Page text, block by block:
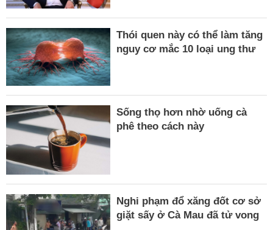
Thói quen này có thể làm tăng
nguy cơ mắc 10 loại ung thư
Sống thọ hơn nhờ uống cà
phê theo cách này
Nghi phạm đổ xăng đốt cơ sở
giặt sấy ở Cà Mau đã tử vong